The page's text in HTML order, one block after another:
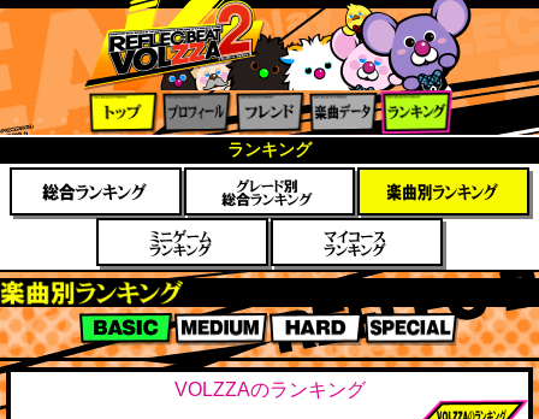
ィール
フレン
ド
楽曲デ
ータ
ング
ランキング
楽曲別スコアランキング
BASIC MEDIUM HARD SPECIAL
VOLZZAのランキング